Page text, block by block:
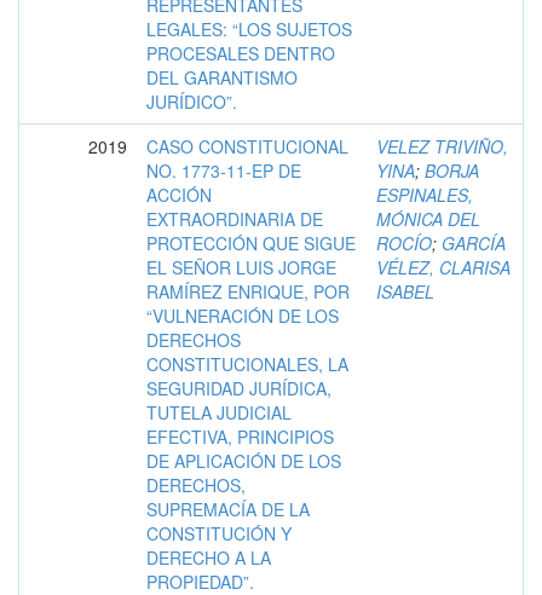
REPRESENTANTES
LEGALES: “LOS SUJETOS
PROCESALES DENTRO
DEL GARANTISMO
JURÍDICO”.
2019
CASO CONSTITUCIONAL
NO. 1773-11-EP DE
ACCIÓN
EXTRAORDINARIA DE
PROTECCIÓN QUE SIGUE
EL SEÑOR LUIS JORGE
RAMÍREZ ENRIQUE, POR
“VULNERACIÓN DE LOS
DERECHOS
CONSTITUCIONALES, LA
SEGURIDAD JURÍDICA,
TUTELA JUDICIAL
EFECTIVA, PRINCIPIOS
DE APLICACIÓN DE LOS
DERECHOS,
SUPREMACÍA DE LA
CONSTITUCIÓN Y
DERECHO A LA
PROPIEDAD”.
VELEZ TRIVIÑO,
YINA; BORJA
ESPINALES,
MÓNICA DEL
ROCÍO; GARCÍA
VÉLEZ, CLARISA
ISABEL